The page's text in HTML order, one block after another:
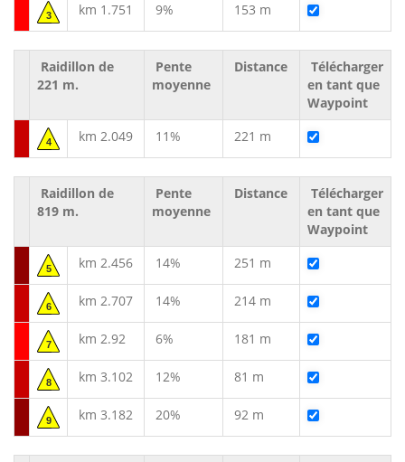
3 km 1.751 9% 153 m
Raidillon de
221 m.
Pente
moyenne
Distance
Télécharger
en tant que
Waypoint
4 km 2.049 11% 221 m
Raidillon de
819 m.
Pente
moyenne
Distance
Télécharger
en tant que
Waypoint
5 km 2.456 14% 251 m
6 km 2.707 14% 214 m
7 km 2.92 6% 181 m
8 km 3.102 12% 81 m
9 km 3.182 20% 92 m